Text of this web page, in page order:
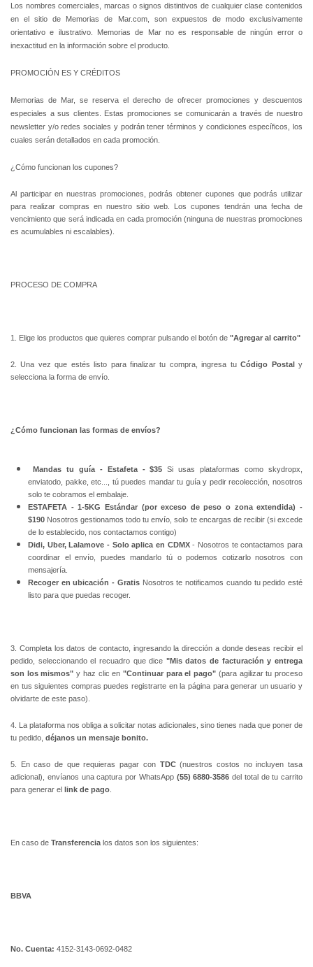
Los nombres comerciales, marcas o signos distintivos de cualquier clase contenidos
en el sitio de Memorias de Mar.com, son expuestos de modo exclusivamente
orientativo e ilustrativo. Memorias de Mar no es responsable de ningún error o
inexactitud en la información sobre el producto.
PROMOCIÓN ES Y CRÉDITOS
Memorias de Mar, se reserva el derecho de ofrecer promociones y descuentos
especiales a sus clientes. Estas promociones se comunicarán a través de nuestro
newsletter y/o redes sociales y podrán tener términos y condiciones específicos, los
cuales serán detallados en cada promoción.
¿Cómo funcionan los cupones?
Al participar en nuestras promociones, podrás obtener cupones que podrás utilizar
para realizar compras en nuestro sitio web. Los cupones tendrán una fecha de
vencimiento que será indicada en cada promoción (ninguna de nuestras promociones
es acumulables ni escalables).
PROCESO DE COMPRA
1. Elige los productos que quieres comprar pulsando el botón de "Agregar al carrito"
2. Una vez que estés listo para finalizar tu compra, ingresa tuCódigo Postaly
selecciona la forma de envío.
¿Cómo funcionan las formas de envíos?
Mandas tu guía - Estafeta - $35 Si usas plataformas como skydropx,
enviatodo, pakke, etc..., tú puedes mandar tu guía y pedir recolección, nosotros
solo te cobramos el embalaje.
ESTAFETA - 1-5KG Estándar (por exceso de peso o zona extendida) -
$190 Nosotros gestionamos todo tu envío, solo te encargas de recibir (si excede
de lo establecido, nos contactamos contigo)
Didi, Uber, Lalamove - Solo aplica en CDMX- Nosotros te contactamos para
coordinar el envío, puedes mandarlo tú o podemos cotizarlo nosotros con
mensajería.
Recoger en ubicación - GratisNosotros te notificamos cuando tu pedido esté
listo para que puedas recoger.
3. Completa los datos de contacto, ingresando la dirección a donde deseas recibir el
pedido, seleccionando el recuadro que dice "Mis datos de facturación y entrega
son los mismos" y haz clic en"Continuar para el pago" (para agilizar tu proceso
en tus siguientes compras puedes registrarte en la página para generar un usuario y
olvidarte de este paso).
4. La plataforma nos obliga a solicitar notas adicionales, sino tienes nada que poner de
tu pedido, déjanos un mensaje bonito.
5. En caso de que requieras pagar conTDC(nuestros costos no incluyen tasa
adicional), envíanos una captura por WhatsApp(55) 6880-3586 del total de tu carrito
para generar el link de pago
En caso de Transferencia los datos son los siguientes:
BBVA
No. Cuenta: 4152-3143-0692-0482